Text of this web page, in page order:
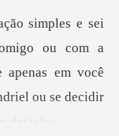
ou com a
apenas em você